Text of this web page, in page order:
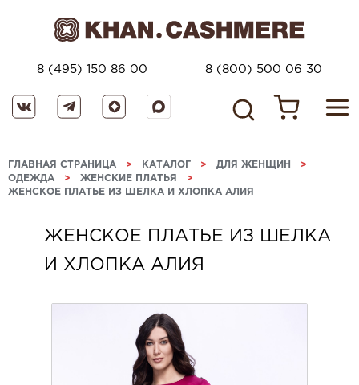
8 (495) 150 86 00 8 (800) 500 06 30
ГЛАВНАЯ СТРАНИЦА > КАТАЛОГ > ДЛЯ ЖЕНЩИН >
ОДЕЖДА > ЖЕНСКИЕ ПЛАТЬЯ >
ЖЕНСКОЕ ПЛАТЬЕ ИЗ ШЕЛКА И ХЛОПКА АЛИЯ
ЖЕНСКОЕ ПЛАТЬЕ ИЗ ШЕЛКА
И ХЛОПКА АЛИЯ